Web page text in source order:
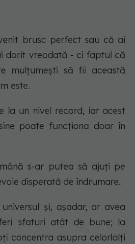
brusc perfect sau că ai
dorit vreodată - ci faptul că
mulțumești să fii această
este.
la un nivel record, iar acest
poate funcționa doar în
s-ar putea să ajuți pe
disperată de îndrumare.
și, așadar, ar avea
sfaturi atât de bune; la
concentra asupra celorlalți